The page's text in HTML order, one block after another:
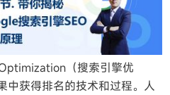
（搜索引擎优
中获得排名的技术和过程。人